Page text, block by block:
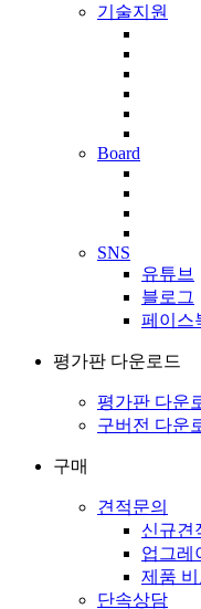
기술지원
Board
SNS
유튜브
블로그
페이스
평가판 다운로드
평가판 다운
구버전 다운
구매
견적문의
신규견
업그레
제품 비
단속상담